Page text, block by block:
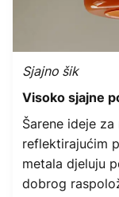
Sjajno šik
Visoko sjajne
Šarene ideje
reflektirajućim
metala djeluju
dobrog